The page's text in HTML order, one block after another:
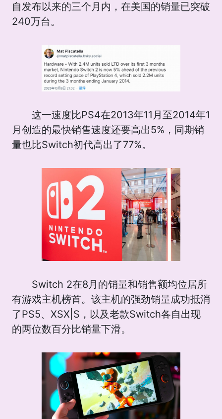
自发布以来的三个月内，在美国的销量已突破
240万台。
这一速度比PS4在2013年11月至2014年1
月创造的最快销售速度还要高出5%，同期销
量也比Switch初代高出了77%。
Switch 2在8月的销量和销售额均位居所
有游戏主机榜首。该主机的强劲销量成功抵消
了PS5、XSX|S，以及老款Switch各自出现
的两位数百分比销量下滑。